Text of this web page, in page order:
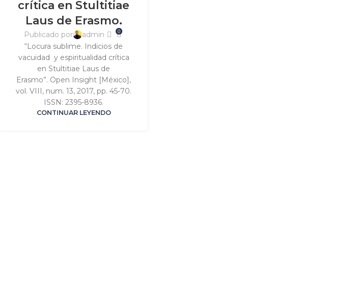
crítica en Stultitiae
Laus de Erasmo.
Publicado por admin 0
“Locura sublime. Indicios de
vacuidad y espiritualidad crítica
en Stultitiae Laus de
Erasmo”. Open Insight [México],
vol. VIII, num. 13, 2017, pp. 45-70.
ISSN: 2395-8936.
CONTINUAR LEYENDO